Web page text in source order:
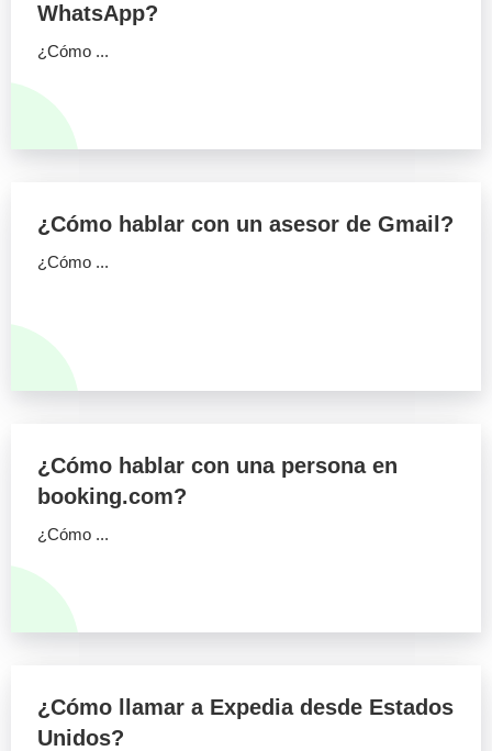
WhatsApp?
¿Cómo ...
¿Cómo hablar con un asesor de Gmail?
¿Cómo ...
¿Cómo hablar con una persona en
booking.com?
¿Cómo ...
¿Cómo llamar a Expedia desde Estados
Unidos?